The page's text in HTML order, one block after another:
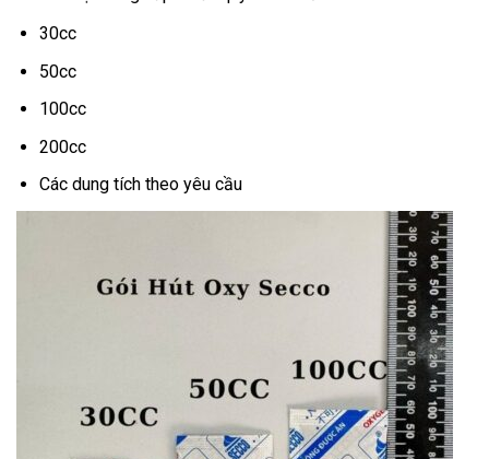
30cc
50cc
100cc
200cc
Các dung tích theo yêu cầu